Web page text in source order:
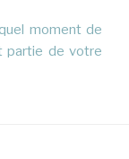
moment de
partie de votre